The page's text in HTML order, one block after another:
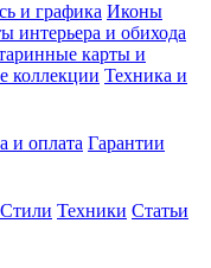
и графика Иконы
интерьера и обихода
карты и
коллекции Техника и
и оплата Гарантии
Стили Техники Статьи